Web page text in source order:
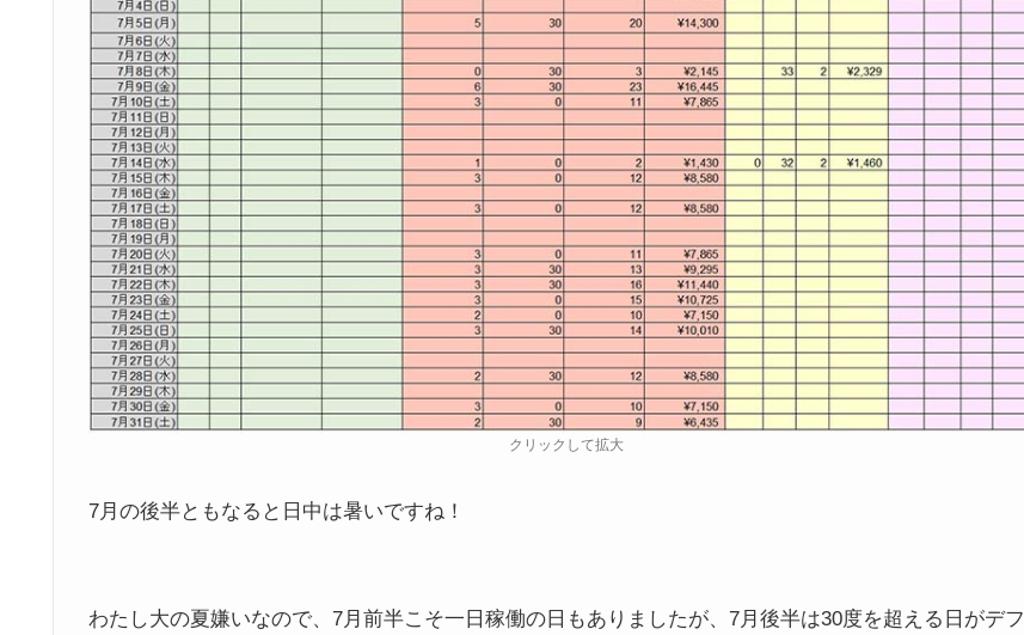
クリックして拡大
7月の後半ともなると日中は暑いですね！
わたし大の夏嫌いなので、7月前半こそ一日稼働の日もありましたが、7月後半は30度を超える日がデフ